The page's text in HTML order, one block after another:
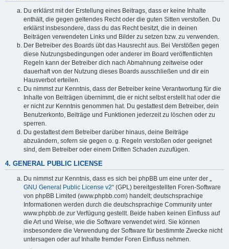
Du erklärst mit der Erstellung eines Beitrags, dass er keine Inhalte
enthält, die gegen geltendes Recht oder die guten Sitten verstoßen. Du
erklärst insbesondere, dass du das Recht besitzt, die in deinen
Beiträgen verwendeten Links und Bilder zu setzen bzw. zu verwenden.
Der Betreiber des Boards übt das Hausrecht aus. Bei Verstößen gegen
diese Nutzungsbedingungen oder anderer im Board veröffentlichten
Regeln kann der Betreiber dich nach Abmahnung zeitweise oder
dauerhaft von der Nutzung dieses Boards ausschließen und dir ein
Hausverbot erteilen.
Du nimmst zur Kenntnis, dass der Betreiber keine Verantwortung für die
Inhalte von Beiträgen übernimmt, die er nicht selbst erstellt hat oder die
er nicht zur Kenntnis genommen hat. Du gestattest dem Betreiber, dein
Benutzerkonto, Beiträge und Funktionen jederzeit zu löschen oder zu
sperren.
Du gestattest dem Betreiber darüber hinaus, deine Beiträge
abzuändern, sofern sie gegen o. g. Regeln verstoßen oder geeignet
sind, dem Betreiber oder einem Dritten Schaden zuzufügen.
4. GENERAL PUBLIC LICENSE
Du nimmst zur Kenntnis, dass es sich bei phpBB um eine unter der „
GNU General Public License v2“ (GPL) bereitgestellten Foren-Software
von phpBB Limited (www.phpbb.com) handelt; deutschsprachige
Informationen werden durch die deutschsprachige Community unter
www.phpbb.de zur Verfügung gestellt. Beide haben keinen Einfluss auf
die Art und Weise, wie die Software verwendet wird. Sie können
insbesondere die Verwendung der Software für bestimmte Zwecke nicht
untersagen oder auf Inhalte fremder Foren Einfluss nehmen.